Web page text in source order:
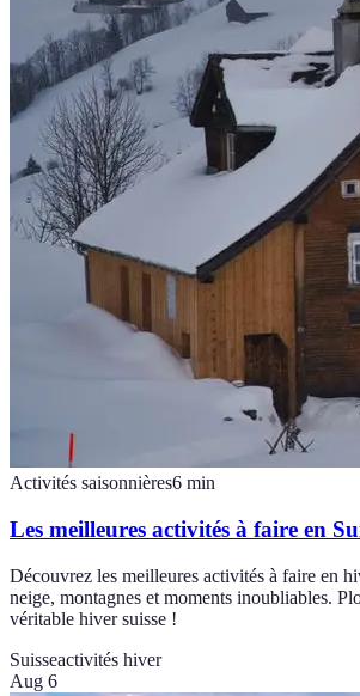
Activités saisonnières6 min
Les meilleures activités à faire en
Découvrez les meilleures activités à faire en
neige, montagnes et moments inoubliables.
véritable hiver suisse !
Suisseactivités hiver
Aug 6